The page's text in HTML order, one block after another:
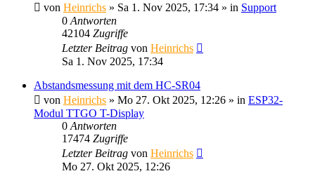
von Heinrichs » Sa 1. Nov 2025, 17:34 » in Support
0 Antworten
42104 Zugriffe
Letzter Beitrag von Heinrichs
Sa 1. Nov 2025, 17:34
Abstandsmessung mit dem HC-SR04
von Heinrichs » Mo 27. Okt 2025, 12:26 » in ESP32-
Modul TTGO T-Display
0 Antworten
17474 Zugriffe
Letzter Beitrag von Heinrichs
Mo 27. Okt 2025, 12:26